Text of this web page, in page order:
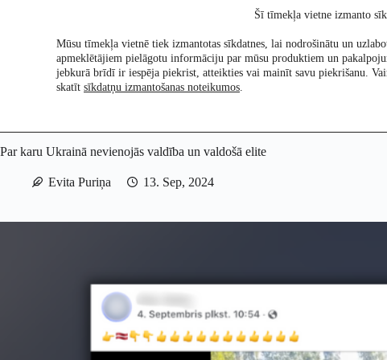
Pētījumi Re:Check
Par karu Ukrainā nevienojās valdība un valdošā elite
Evita Puriņa 13. Sep, 2024
Šī tīmekļa vietne izmanto
Mūsu tīmekļa vietnē tiek izmantotas sīkdatnes, lai nodrošinātu un
apmeklētājiem pielāgotu informāciju par mūsu produktiem un
jebkurā brīdī ir iespēja piekrist, atteikties vai mainīt savu piekrišanu.
skatīt sīkdatņu izmantošanas noteikumos.